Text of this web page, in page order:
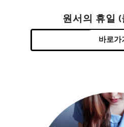
원서의 휴일
바로가